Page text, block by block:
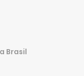
Brasil